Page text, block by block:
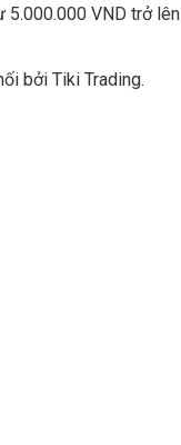
5.000.000 VND trở lên
bởi Tiki Trading.